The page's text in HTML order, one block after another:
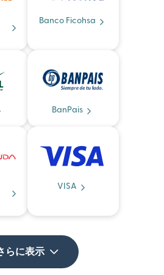
Banco Ficohsa
BanPais
VISA
らに表示